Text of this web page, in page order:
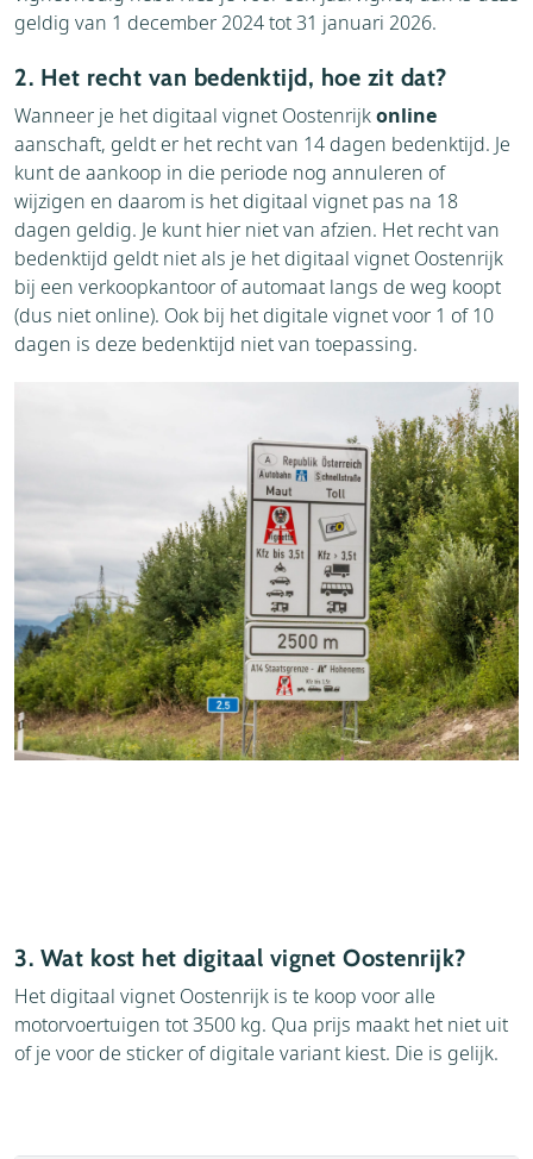
geldig van 1 december 2024 tot 31 januari 2026.
2. Het recht van bedenktijd, hoe zit dat?
Wanneer je het digitaal vignet Oostenrijkonline
aanschaft, geldt er het recht van 14 dagen bedenktijd. Je
kunt de aankoop in die periode nog annuleren of
wijzigen en daarom is het digitaal vignet pas na 18
dagen geldig. Je kunt hier niet van afzien. Het recht van
bedenktijd geldt niet als je het digitaal vignet Oostenrijk
bij een verkoopkantoor of automaat langs de weg koopt
(dus niet online). Ook bij het digitale vignet voor 1 of 10
dagen is deze bedenktijd niet van toepassing.
3. Wat kost het digitaal vignet Oostenrijk?
Het digitaal vignet Oostenrijk is te koop voor alle
motorvoertuigen tot 3500 kg. Qua prijs maakt het niet uit
of je voor de sticker of digitale variant kiest. Die is gelijk.